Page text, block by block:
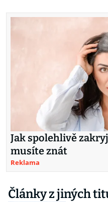
Jak spolehlivě
musíte znát
Reklama
Články z jiných